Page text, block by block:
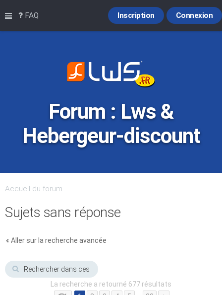
Raccourcis
FAQ Connexion
Inscription
Forum : Lws &
Hebergeur-discount
Accueil du forum
Sujets sans réponse
Aller sur la recherche avancée
La recherche a retourné 677 résultats